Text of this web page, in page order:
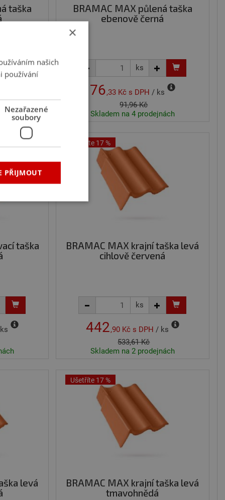
taška
BRAMAC MAX půlená taška
ebenově černá
ks
76,33 Kčs DPH / ks
91,96 Kč
Skladem na 4 prodejnách
taška
Ušetříte 17 %
BRAMAC MAX krajní taška levá
cihlově červená
ks
442,90 Kčs DPH / ks
533,61 Kč
Skladem na 2 prodejnách
levá
Ušetříte 17 %
BRAMAC MAX krajní taška levá
tmavohnědá
×
našich
používání
Nezařazené
soubory
PŘIJMOUT
účtu. Webové
vidět před
Cross-Site
které uživatel
bezpečnou
tím, že zabrání
Script.com
relace.
Tento
součástí každého